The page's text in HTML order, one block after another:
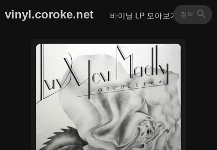
vinyl.coroke.net 바이닐 LP 모아보기